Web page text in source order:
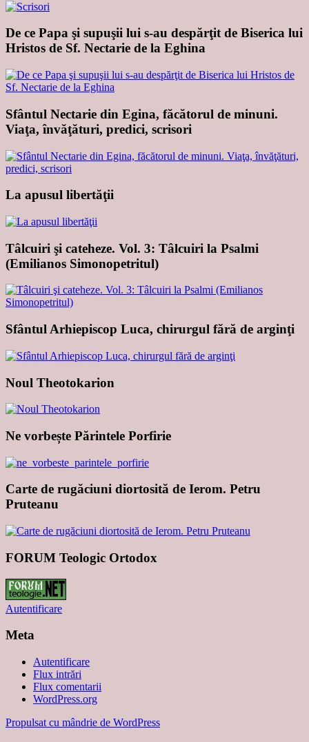
De ce Papa şi supuşii lui s-au despărţit de Biserica lui
Hristos de Sf. Nectarie de la Eghina
Sfântul Nectarie din Egina, făcătorul de minuni.
Viaţa, învăţături, predici, scrisori
La apusul libertăţii
Tâlcuiri şi cateheze. Vol. 3: Tâlcuiri la Psalmi
(Emilianos Simonopetritul)
Sfântul Arhiepiscop Luca, chirurgul fără de arginţi
Noul Theotokarion
Ne vorbește Părintele Porfirie
Carte de rugăciuni diortosită de Ierom. Petru
Pruteanu
FORUM Teologic Ortodox
Autentificare
Meta
Autentificare
Flux intrări
Flux comentarii
WordPress.org
Propulsat cu mândrie de WordPress